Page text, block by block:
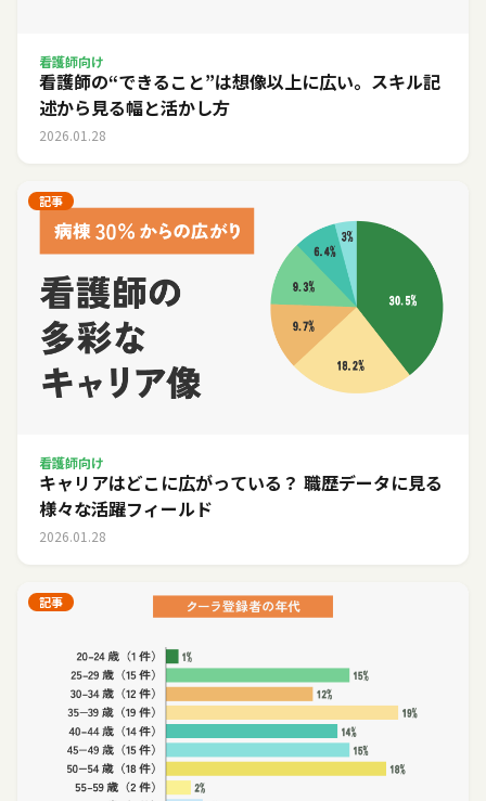
看護師向け
看護師の“できること”は想像以上に広い。スキル記
述から見る幅と活かし方
2026.01.28
記事
看護師向け
キャリアはどこに広がっている？ 職歴データに見る
様々な活躍フィールド
2026.01.28
記事